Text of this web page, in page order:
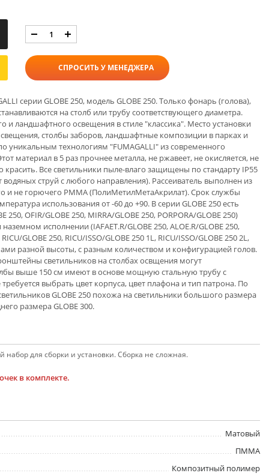
СПРОСИТЬ У МЕНЕДЖЕРА
серии GLOBE 250, модель GLOBE 250. Только фонарь (голова),
на столб или трубу соответствующего диаметра.
и ландшафтного освещения в стиле "классика". Место установки
столбы заборов, ландшафтные композиции в парках и
уникальным технологиям "FUMAGALLI" из современного
материал в 5 раз прочнее металла, не ржавеет, не окисляется, не
красить. Все светильники пыле-влаго защищены по стандарту IP55
струй с любого направления). Рассеиватель выполнен из
и не горючего PMMA (ПолиМетилМетаАкрилат). Срок службы
использования от -60 до +90. В серии GLOBE 250 есть
OFIR/GLOBE 250, MIRRA/GLOBE 250, PORPORA/GLOBE 250)
исполнении (IAFAET.R/GLOBE 250, ALOE.R/GLOBE 250,
GLOBE 250, RICU/ISSO/GLOBE 250 1L, RICU/ISSO/GLOBE 250 2L,
разной высоты, с разным количеством и конфигурацией голов.
светильников на столбах освщения могут
выше 150 см имеют в основе мощную стальную трубу с
выбрать цвет корпуса, цвет плафона и тип патрона. По
GLOBE 250 похожа на светильники большого размера
размера GLOBE 300.
набор для сборки и установки. Сборка не сложная.
в комплекте.
Матовый
ПММА
Композитный полимер